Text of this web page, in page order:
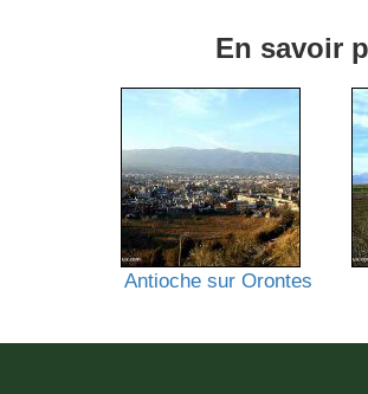
En savoir
Antioche sur Orontes